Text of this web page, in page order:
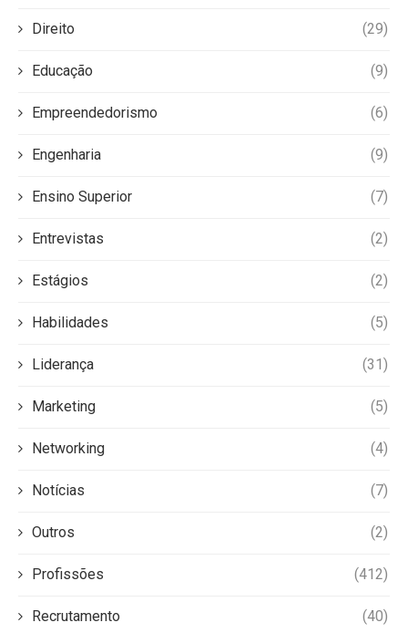
Direito (29)
Educação (9)
Empreendedorismo (6)
Engenharia (9)
Ensino Superior (7)
Entrevistas (2)
Estágios (2)
Habilidades (5)
Liderança (31)
Marketing (5)
Networking (4)
Notícias (7)
Outros (2)
Profissões (412)
Recrutamento (40)